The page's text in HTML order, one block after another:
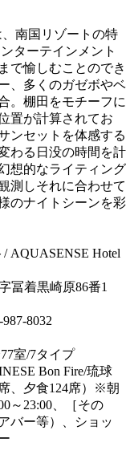
、南国リゾートの特
ターテインメント
で愉しむことのでき
、多くのガゼボやベ
。棚田をモチーフに
置が計算されてお
ンセットを体感する
わる日没の時間を計
想的なライティング
測しそれに合わせて
のナイトシーンを彩
AQUASENSE Hotel
冨着黒崎原86番1
8032
室/7タイプ
Bon Fire/琉球
、夕食124席）※朝
～23:00、［その
バー等）、ショッ